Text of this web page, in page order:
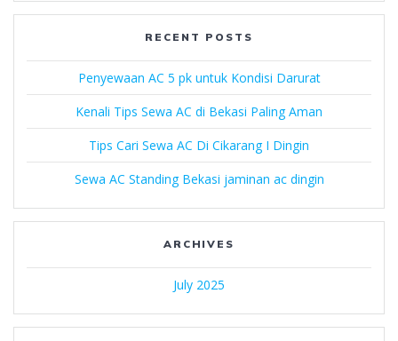
RECENT POSTS
Penyewaan AC 5 pk untuk Kondisi Darurat
Kenali Tips Sewa AC di Bekasi Paling Aman
Tips Cari Sewa AC Di Cikarang I Dingin
Sewa AC Standing Bekasi jaminan ac dingin
ARCHIVES
July 2025